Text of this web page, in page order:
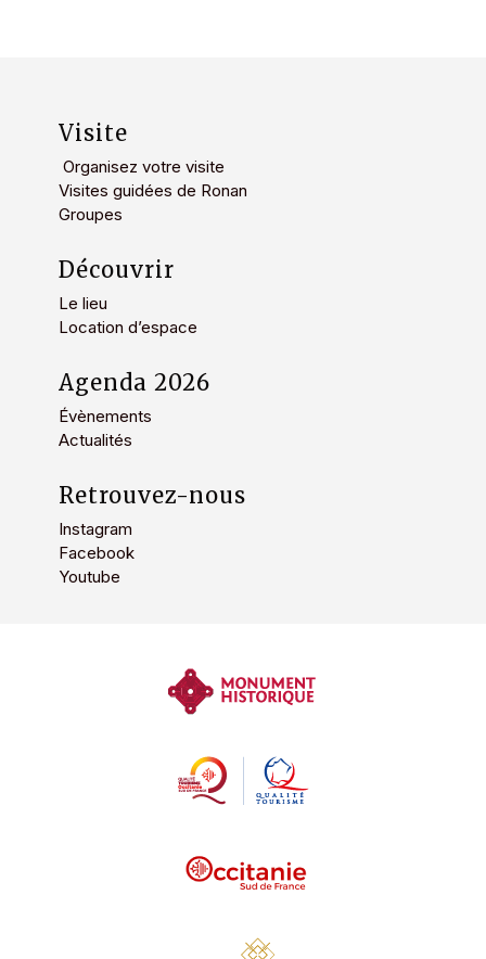
Visite
Organisez votre visite
Visites guidées de Ronan
Groupes
Découvrir
Le lieu
Location d’espace
Agenda 2026
Évènements
Actualités
Retrouvez-nous
Instagram
Facebook
Youtube